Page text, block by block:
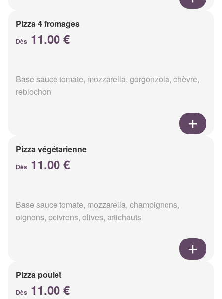
Pizza 4 fromages
Dès 11.00 €
Base sauce tomate, mozzarella, gorgonzola, chèvre,
reblochon
Pizza végétarienne
Dès 11.00 €
Base sauce tomate, mozzarella, champignons,
oignons, poivrons, olives, artichauts
Pizza poulet
Dès 11.00 €